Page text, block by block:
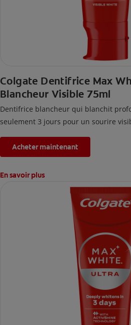
Colgate Dentifrice Max
Blancheur Visible 75ml
Dentifrice blancheur qui blanchit
seulement 3 jours pour un sourire
Acheter maintenant
En savoir plus